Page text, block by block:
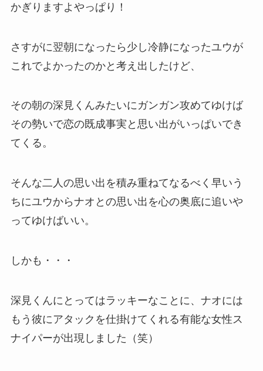
かぎりますよやっぱり！
さすがに翌朝になったら少し冷静になったユウが
これでよかったのかと考え出したけど、
その朝の深見くんみたいにガンガン攻めてゆけば
その勢いで恋の既成事実と思い出がいっぱいでき
てくる。
そんな二人の思い出を積み重ねてなるべく早いう
ちにユウからナオとの思い出を心の奥底に追いや
ってゆけばいい。
しかも・・・
深見くんにとってはラッキーなことに、ナオには
もう彼にアタックを仕掛けてくれる有能な女性ス
ナイパーが出現しました（笑）